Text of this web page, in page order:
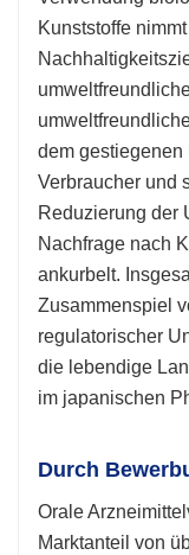
Kunststoffe
dem
Verbraucher und
Reduzierung der
Nachfrage nach
ankurbelt.
Zusammenspiel
regulatorischer
die lebendige
im japanischen
Durch
Orale
Marktanteil von